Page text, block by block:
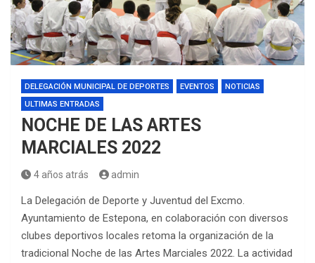
DELEGACIÓN MUNICIPAL DE DEPORTES EVENTOS
NOTICIAS
ULTIMAS ENTRADAS
NOCHE DE LAS ARTES
MARCIALES 2022
4 años atrás admin
La Delegación de Deporte y Juventud del Excmo.
Ayuntamiento de Estepona, en colaboración con diversos
clubes deportivos locales retoma la organización de la
tradicional Noche de las Artes Marciales 2022. La actividad